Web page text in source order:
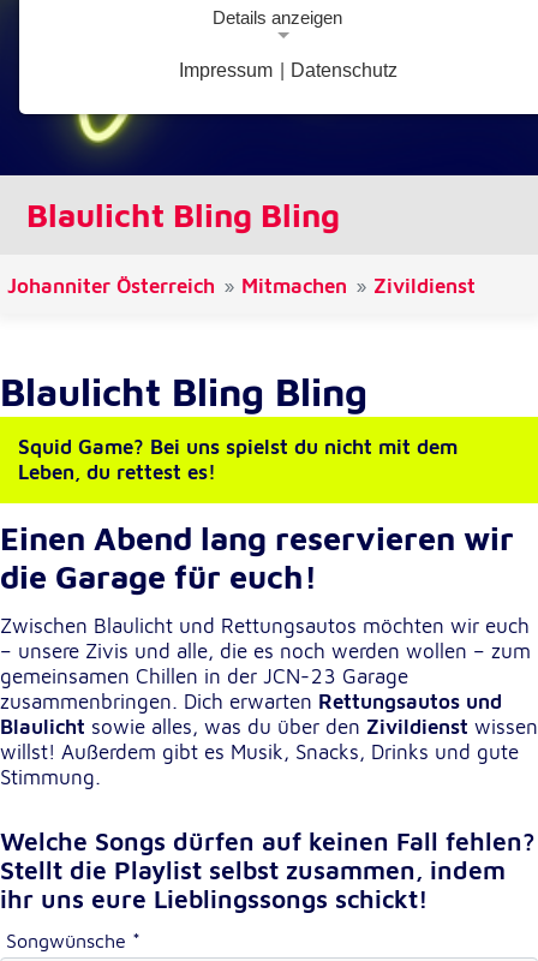
Blaulicht Bling Bling
Johanniter Österreich Mitmachen Zivildienst
Blaulicht Bling Bling
Squid Game? Bei uns spielst du nicht mit dem
Leben, du rettest es!
Einen Abend lang reservieren wir
die Garage für euch!
Zwischen Blaulicht und Rettungsautos möchten wir euch
– unsere Zivis und alle, die es noch werden wollen – zum
gemeinsamen Chillen in der JCN-23 Garage
zusammenbringen. Dich erwarten Rettungsautos und
Blaulicht sowie alles, was du über den Zivildienst wissen
willst! Außerdem gibt es Musik, Snacks, Drinks und gute
Stimmung.
Welche Songs dürfen auf keinen Fall fehlen?
Stellt die Playlist selbst zusammen, indem
ihr uns eure Lieblingssongs schickt!
Songwünsche *
Details anzeigen
Notwendige Cookies ermöglichen grundlegende
Funktionen und sind für die einwandfreie Funktion
der Website erforderlich.
Google Analytics Opt-Out-Cookie
Name:
Einverständnisoption bezüglich Google Analytics
Opt-Out
Cookie Laufzeit:
Einverständnis-Cookie
cookie_consent
Zweck:
Dieser Cookie speichert die ausgewählten
Einverständnis-Optionen des Benutzers
Cookie Laufzeit:
1 Jahr
Statistik
Diese Informationen helfen uns zu verstehen, wie
Impressum Datenschutz